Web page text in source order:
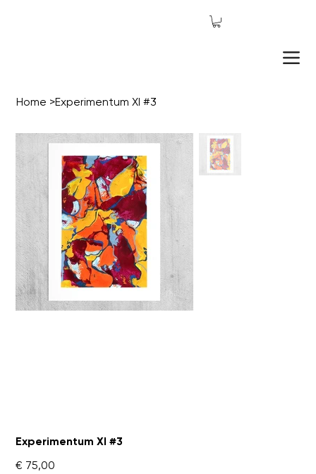
Home >Experimentum XI #3
Experimentum XI #3
Prijs
€ 75,00